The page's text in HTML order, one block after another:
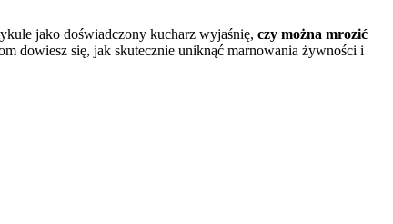
jako doświadczony kucharz wyjaśnię, czy można mrozić
dowiesz się, jak skutecznie uniknąć marnowania żywności i